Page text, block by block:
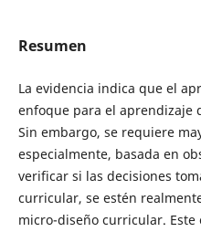
Resumen
La evidencia indica que el
enfoque para el aprendizaje
Sin embargo, se requiere
especialmente, basada en
verificar si las decisiones
curricular, se estén
micro-diseño curricular.